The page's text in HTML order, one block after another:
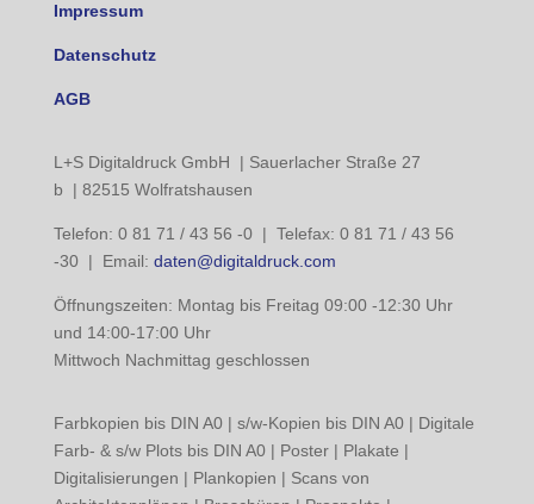
Impressum
Datenschutz
AGB
L+S Digitaldruck GmbH | Sauerlacher Straße 27
b | 82515 Wolfratshausen
Telefon: 0 81 71 / 43 56 -0 | Telefax: 0 81 71 / 43 56
-30 | Email: daten@digitaldruck.com
Öffnungszeiten: Montag bis Freitag 09:00 -12:30 Uhr
und 14:00-17:00 Uhr
Mittwoch Nachmittag geschlossen
Farbkopien bis DIN A0 | s/w-Kopien bis DIN A0 | Digitale
Farb- & s/w Plots bis DIN A0 | Poster | Plakate |
Digitalisierungen | Plankopien | Scans von